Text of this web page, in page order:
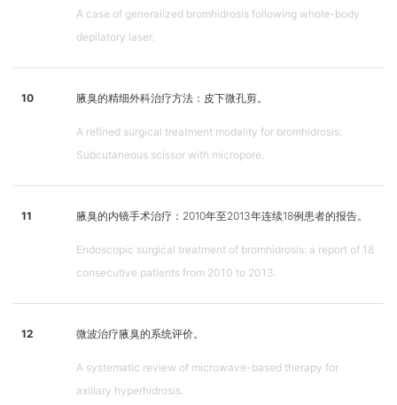
A case of generalized bromhidrosis following whole-body
depilatory laser.
10 腋臭的精细外科治疗方法：皮下微孔剪。
A refined surgical treatment modality for bromhidrosis:
Subcutaneous scissor with micropore.
11 腋臭的内镜手术治疗：2010年至2013年连续18例患者的报告。
Endoscopic surgical treatment of bromhidrosis: a report of 18
consecutive patients from 2010 to 2013.
12 微波治疗腋臭的系统评价。
A systematic review of microwave-based therapy for
axillary hyperhidrosis.